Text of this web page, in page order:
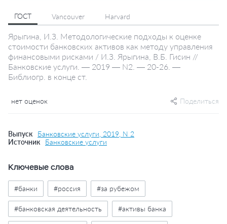
ГОСТ Vancouver Harvard
Ярыгина, И.З. Методологические подходы к оценке
стоимости банковских активов как методу управления
финансовыми рисками / И.З. Ярыгина, В.Б. Гисин //
Банковские услуги. — 2019 — N2. — 20-26. —
Библиогр. в конце ст.
нет оценок Поделиться
Выпуск
Банковские услуги, 2019, N 2
Источник
Банковские услуги
Ключевые слова
#банки #россия #за рубежом
#банковская деятельность #активы банка